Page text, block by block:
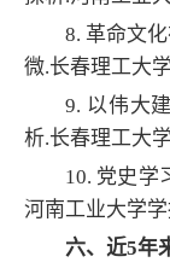
8. 革命文
微.长春理工大
9. 以伟大
析.长春理工大
10. 党史学
河南工业大学学
六、近5年